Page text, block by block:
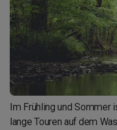
Im Frühling und Sommer
lange Touren auf dem